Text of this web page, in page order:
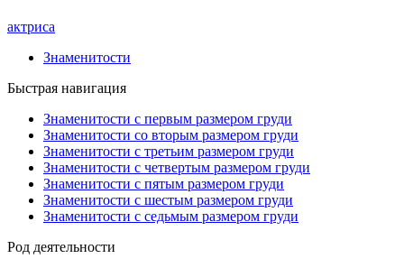
актриса
Знаменитости
Быстрая навигация
Знаменитости с первым размером груди
Знаменитости со вторым размером груди
Знаменитости с третьим размером груди
Знаменитости с четвертым размером груди
Знаменитости с пятым размером груди
Знаменитости с шестым размером груди
Знаменитости с седьмым размером груди
Род деятельности